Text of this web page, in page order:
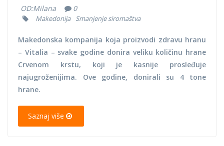
OD:Milana 0
Makedonija Smanjenje siromaštva
Makedonska kompanija koja proizvodi zdravu hranu
– Vitalia – svake godine donira veliku količinu hrane
Crvenom krstu, koji je kasnije prosleđuje
najugroženijima. Ove godine, donirali su 4 tone
hrane.
Saznaj više